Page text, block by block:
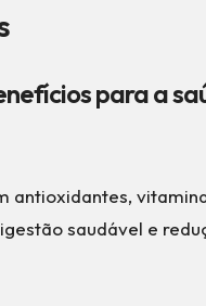
para a
antioxidantes,
saudável e